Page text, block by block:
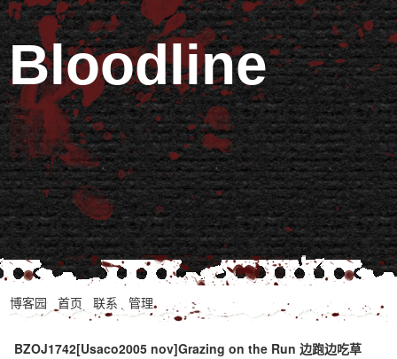
Bloodline
博客园 首页 联系 管理
BZOJ1742[Usaco2005 nov]Grazing on the Run 边跑边吃草